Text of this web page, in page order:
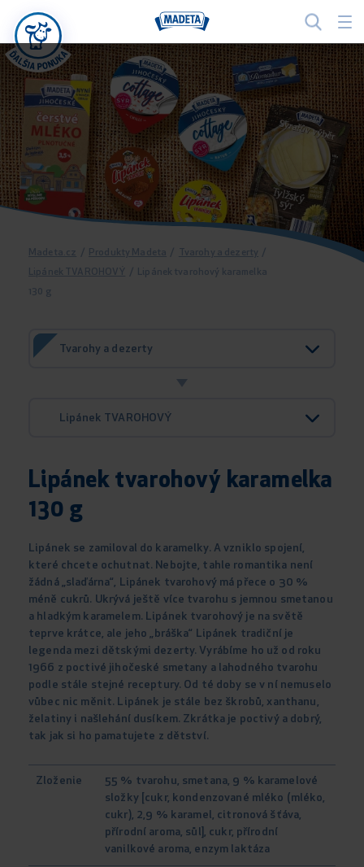
Madeta.cz / Produkty Madeta / Tvarohy a dezerty /
Lipánek TVAROHOVÝ
/ Lipánek tvarohový karamelka
130 g
Tvarohy a dezerty
Lipánek TVAROHOVÝ
Lipánek tvarohový karamelka
130 g
Lipánek se zamiloval do karamelky. A vzniklo spojení,
které chcete ochutnat. Nebojte, tahle romantika není
žádná „slaďárna“, Lipánek tvarohový má přece o 30 %
méně cukrů. Ukrývá ještě více tvarohu s jemnou smetanou
a hladkým karamelem. Lipánek tvarohový je na světě
teprve krátce, ale jeho „bráška“ Lipánek tradiční je
legenda mezi dětskými dezerty. Vyrábíme ho už od roku
1966 z poctivé jihočeské smetany a lahodného tvarohu
podle stále stejné receptury. Od té doby se v ní nemuselo
vůbec nic měnit. Lipánek je stále bez škrobů, xanthanu,
želatiny i našlehání dusíkem. Zkrátka je poctivý a dobrý,
tak jak si ho pamatujete z dětství.
Zloženie
55 % tvarohu, smetana, 9 % karamelové
složky [cukr, kondenzované mléko (mléko,
cukr), 2,9 % karamel, citronová šťáva,
přírodní aroma, sůl], cukr, přírodní
vanilkové aroma, enzym laktáza